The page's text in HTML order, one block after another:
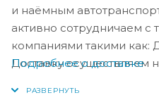
и наёмным
активно сотрудничаем с
компаниями такими
Доставку осуществляем
Подробнее о доставке